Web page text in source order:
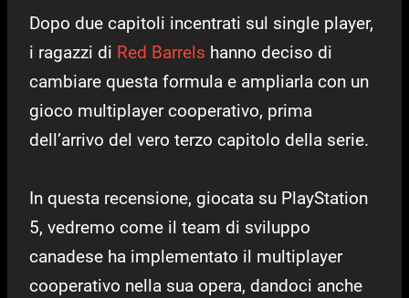
Dopo due capitoli incentrati sul single player,
i ragazzi di Red Barrels hanno deciso di
cambiare questa formula e ampliarla con un
gioco multiplayer cooperativo, prima
dell’arrivo del vero terzo capitolo della serie.
In questa recensione, giocata su PlayStation
5, vedremo come il team di sviluppo
canadese ha implementato il multiplayer
cooperativo nella sua opera, dandoci anche